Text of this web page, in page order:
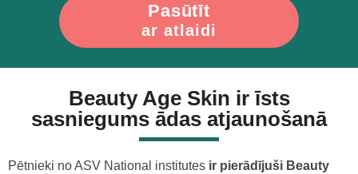
Pasūtīt
ar atlaidi
Beauty Age Skin ir īsts
sasniegums ādas atjaunošanā
Pētnieki no ASV National institutes ir pierādījuši Beauty